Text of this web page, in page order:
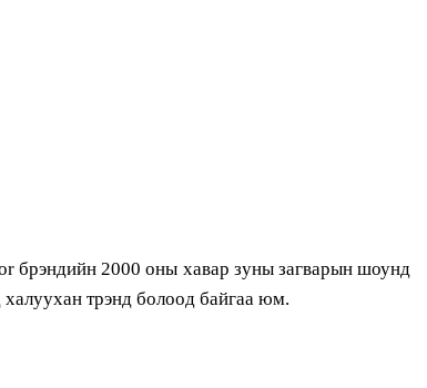
брэндийн 2000 оны хавар зуны загварын шоунд
трэнд болоод байгаа юм.